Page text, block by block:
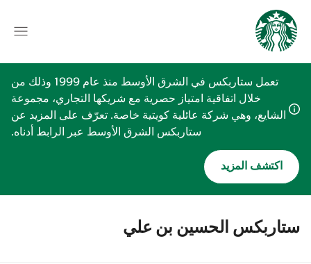
تعمل ستاربكس في الشرق الأوسط منذ عام 1999 وذلك من
خلال اتفاقية امتياز حصرية مع شريكها التجاري، مجموعة
الشايع، وهي شركة عائلية كويتية خاصة. تعرّف على المزيد عن
ستاربكس الشرق الأوسط عبر الرابط أدناه.
اكتشف المزيد
ستاربكس الحسين بن علي